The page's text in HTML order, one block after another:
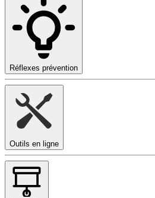
Réflexes prévention
Outils en ligne